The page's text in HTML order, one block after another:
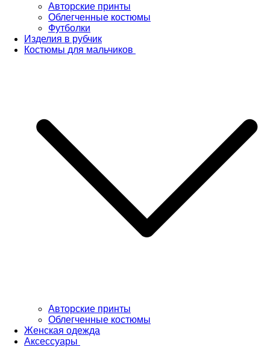
Авторские принты
Облегченные костюмы
Футболки
Изделия в рубчик
Костюмы для мальчиков
Авторские принты
Облегченные костюмы
Женская одежда
Аксессуары